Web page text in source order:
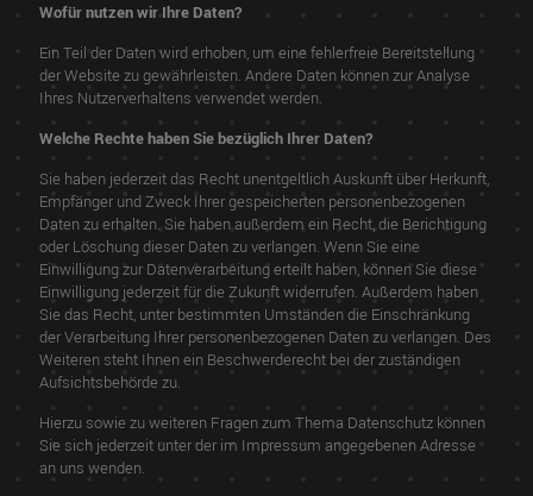
Wofür nutzen wir Ihre Daten?
Ein Teil der Daten wird erhoben, um eine fehlerfreie Bereitstellung
der Website zu gewährleisten. Andere Daten können zur Analyse
Ihres Nutzerverhaltens verwendet werden.
Welche Rechte haben Sie bezüglich Ihrer Daten?
Sie haben jederzeit das Recht unentgeltlich Auskunft über Herkunft,
Empfänger und Zweck Ihrer gespeicherten personenbezogenen
Daten zu erhalten. Sie haben außerdem ein Recht, die Berichtigung
oder Löschung dieser Daten zu verlangen. Wenn Sie eine
Einwilligung zur Datenverarbeitung erteilt haben, können Sie diese
Einwilligung jederzeit für die Zukunft widerrufen. Außerdem haben
Sie das Recht, unter bestimmten Umständen die Einschränkung
der Verarbeitung Ihrer personenbezogenen Daten zu verlangen. Des
Weiteren steht Ihnen ein Beschwerderecht bei der zuständigen
Aufsichtsbehörde zu.
Hierzu sowie zu weiteren Fragen zum Thema Datenschutz können
Sie sich jederzeit unter der im Impressum angegebenen Adresse
an uns wenden.